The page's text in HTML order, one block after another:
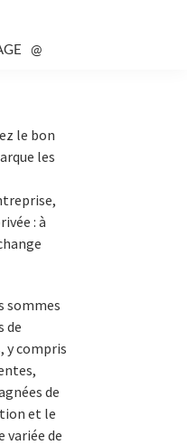
@
le bon
les
: à
sommes
de
y compris
de
et le
variée de